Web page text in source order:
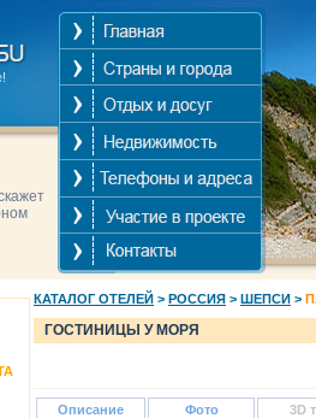
КАТАЛОГ ОТЕЛЕЙ > РОССИЯ > ШЕПСИ >
ГОСТИНИЦЫ У МОРЯ
Описание Фото 3D